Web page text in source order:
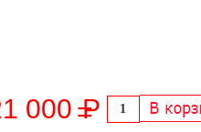
000 =
P